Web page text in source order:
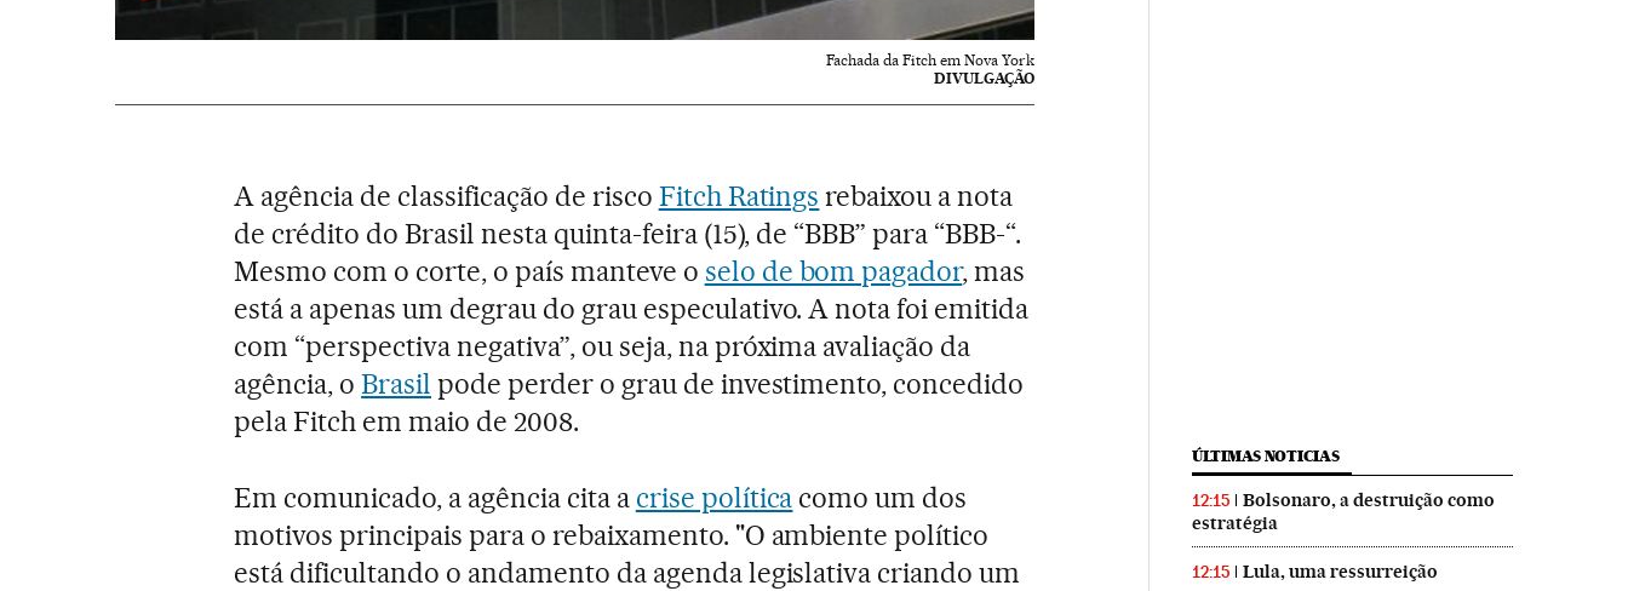
Fachada da Fitch em Nova York
DIVULGAÇÃO
A agência de classificação de risco Fitch Ratings rebaixou a nota
de crédito do Brasil nesta quinta-feira (15), de “BBB” para “BBB-“.
Mesmo com o corte, o país manteve o selo de bom pagador, mas
está a apenas um degrau do grau especulativo. A nota foi emitida
com “perspectiva negativa”, ou seja, na próxima avaliação da
agência, oBrasil pode perder o grau de investimento, concedido
pela Fitch em maio de 2008.
Em comunicado, a agência cita a crise política como um dos
motivos principais para o rebaixamento. "O ambiente político
está dificultando o andamento da agenda legislativa criando um
ÚLTIMAS NOTICIAS
12:15
Bolsonaro, a destruição como
estratégia
12:15 Lula, uma ressurreição